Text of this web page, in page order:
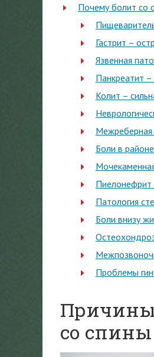
Почему болит со
Гастрит –
Язвенная
Панкреатит
Колит –
Межреберная
Боли в
Пиелонефрит
Патология
Боли внизу
Проблемы
Причины
со спины